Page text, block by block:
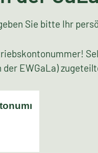
Sie bitte Ihr
EWGaLa)